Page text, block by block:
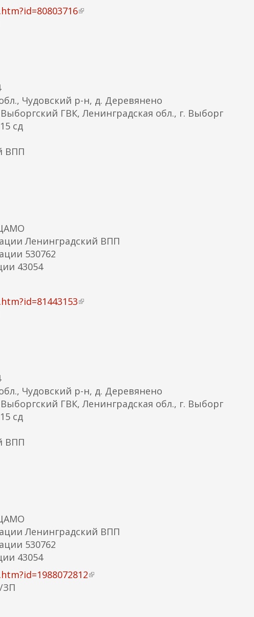
)
(
я
с
Чудовский р-н, д. Деревянено
ГВК, Ленинградская обл., г. Выборг
сд
ВПП
Ленинградский ВПП
530762
43054
(
я
с
Чудовский р-н, д. Деревянено
ГВК, Ленинградская обл., г. Выборг
сд
ВПП
Ленинградский ВПП
530762
43054
(
ЗП